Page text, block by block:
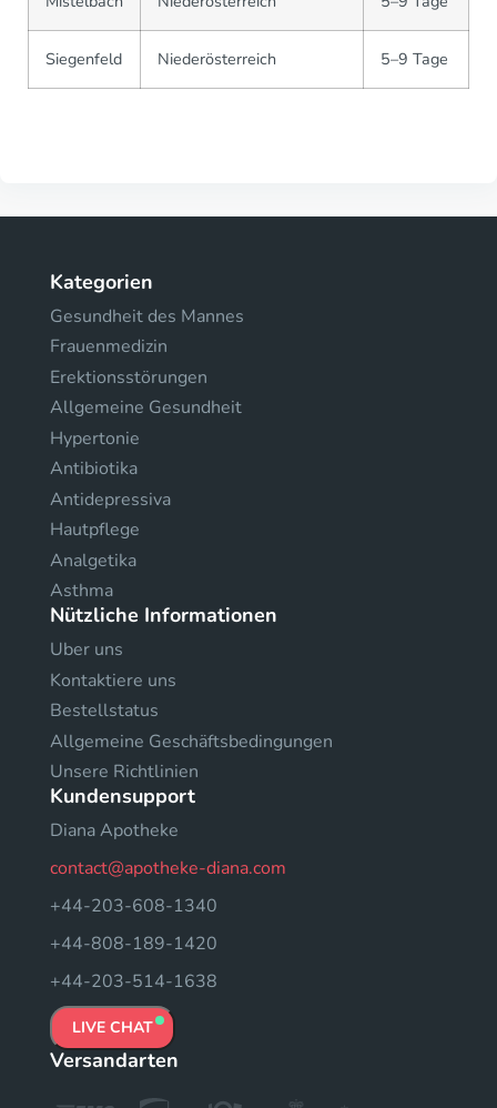
Siegenfeld Niederösterreich 5–9 Tage
Kategorien
Gesundheit des Mannes
Frauenmedizin
Erektionsstörungen
Allgemeine Gesundheit
Hypertonie
Antibiotika
Antidepressiva
Hautpflege
Analgetika
Asthma
Nützliche Informationen
Uber uns
Kontaktiere uns
Bestellstatus
Allgemeine Geschäftsbedingungen
Unsere Richtlinien
Kundensupport
Diana Apotheke
contact@apotheke-diana.com
+44-203-608-1340
+44-808-189-1420
+44-203-514-1638
LIVE CHAT
Versandarten